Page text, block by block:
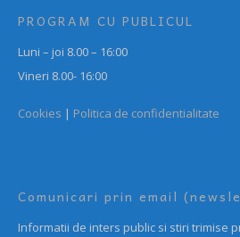
PROGRAM CU PUBLICUL
Luni – joi 8.00 – 16:00
Vineri 8.00- 16:00
Cookies | Politica de confidentialitate
Comunicari prin email
Informatii de inters public si stiri trimise